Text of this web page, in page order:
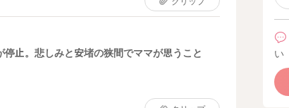
停止。悲しみと安堵の狭間でママが思うこと
い